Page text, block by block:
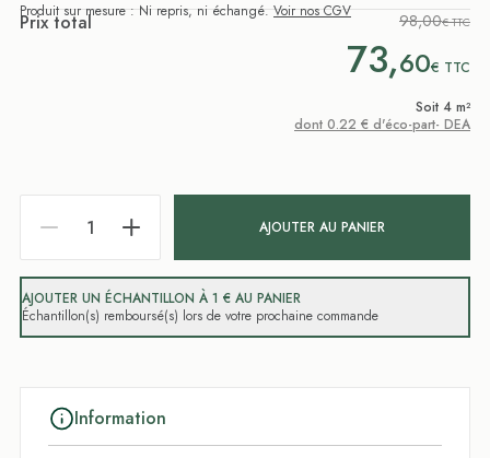
Produit sur mesure : Ni repris, ni échangé.Voir nos CGV
Prix total 98,00€ TTC
73,60€ TTC
Soit 4 m²
dont 0.22 € d'éco-part- DEA
AJOUTER AU PANIER
AJOUTER UN ÉCHANTILLON À 1 € AU PANIER
Échantillon(s) remboursé(s) lors de votre prochaine commande
Information